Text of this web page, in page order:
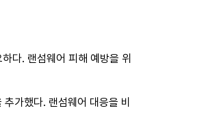
다. 랜섬웨어 피해 예방을 위
가했다. 랜섬웨어 대응을 비